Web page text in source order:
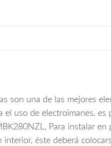
son una de las mejores
el uso de electroimanes,
Para instalar
éste deberá